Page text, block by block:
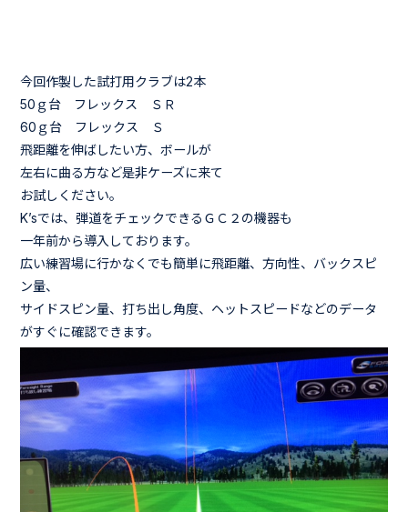
今回作製した試打用クラブは2本
50ｇ台 フレックス ＳＲ
60ｇ台 フレックス Ｓ
飛距離を伸ばしたい方、ボールが
左右に曲る方など是非ケーズに来て
お試しください。
K’sでは、弾道をチェックできるＧＣ２の機器も
一年前から導入しております。
広い練習場に行かなくでも簡単に飛距離、方向性、バックスピ
ン量、
サイドスピン量、打ち出し角度、ヘットスピードなどのデータ
がすぐに確認できます。